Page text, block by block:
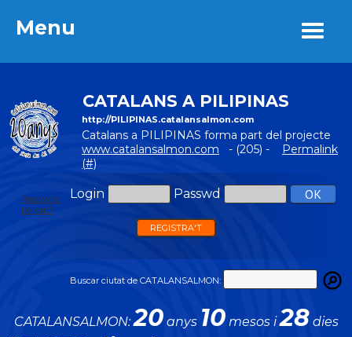
Menu
CATALANS A PILIPINAS
http://PILIPINAS.catalansalmon.com
Catalans a PILIPINAS forma part del projecte
www.catalansalmon.com - (205) - Permalink
(#)
Login Passwd
Password
perdut?
REGISTRA'T
Buscar ciutat de CATALANSALMON:
CATALANSALMON:20anys 10mesos i28 dies
Menu